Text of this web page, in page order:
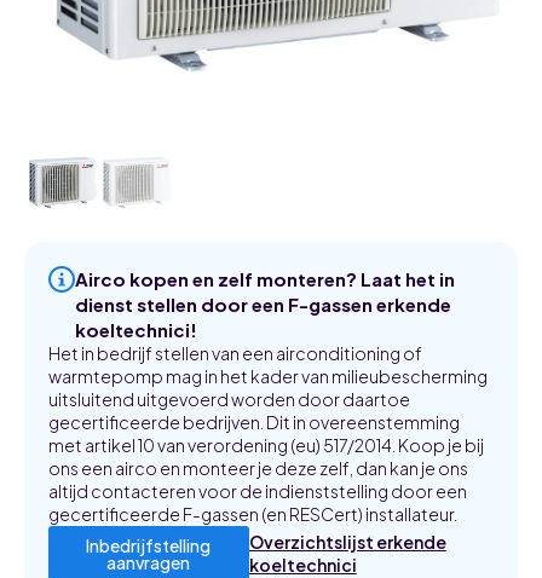
Airco kopen en zelf monteren? Laat het in
dienst stellen door een F-gassen erkende
koeltechnici!
Het in bedrijf stellen van een airconditioning of
warmtepomp mag in het kader van milieubescherming
uitsluitend uitgevoerd worden door daartoe
gecertificeerde bedrijven. Dit in overeenstemming
met artikel 10 van verordening (eu) 517/2014. Koop je bij
ons een airco en monteer je deze zelf, dan kan je ons
altijd contacteren voor de indienststelling door een
gecertificeerde F-gassen (en RESCert) installateur.
Inbedrijfstelling
aanvragen
Overzichtslijst erkende
koeltechnici